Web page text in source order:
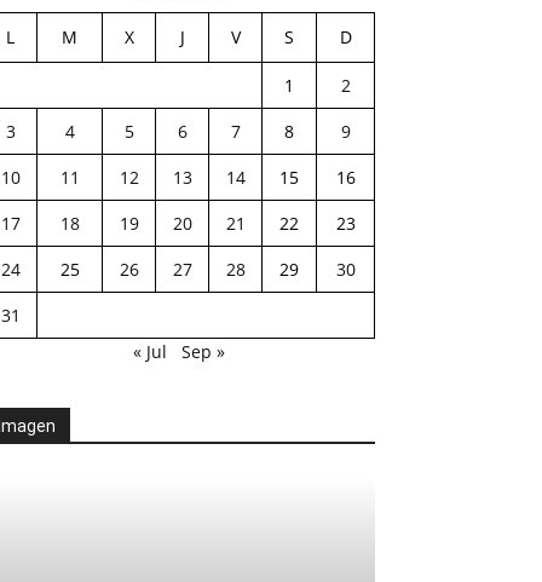
L M X J V S D
1
2
3
4 5 6 7 8
9
10
11 12 13 14 15
16
17
18 19 20 21 22
23
24
25 26 27 28 29
30
31
« Jul
Sep »
Imagen